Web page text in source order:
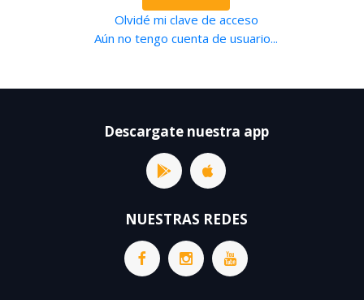
Olvidé mi clave de acceso
Aún no tengo cuenta de usuario...
Descargate nuestra app
NUESTRAS REDES